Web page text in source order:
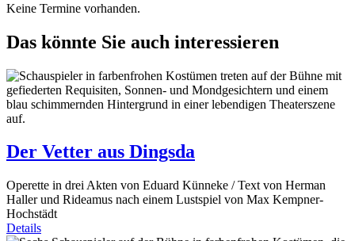
Keine Termine vorhanden.
Das könnte Sie auch interessieren
Der Vetter aus Dingsda
Operette in drei Akten von Eduard Künneke / Text von Herman
Haller und Rideamus nach einem Lustspiel von Max Kempner-
Hochstädt
Details